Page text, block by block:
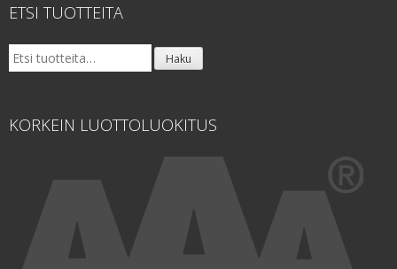
ETSI TUOTTEITA
Etsi: Haku
KORKEIN LUOTTOLUOKITUS